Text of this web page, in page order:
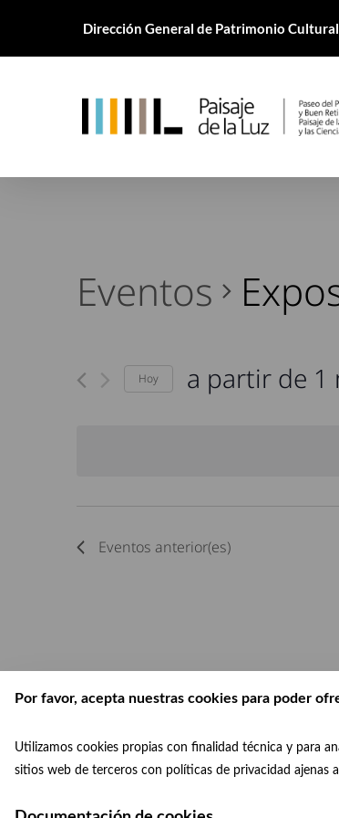
Por favor, acepta nuestras cookies para poder
Utilizamos cookies propias con finalidad técnica y para
sitios web de terceros con políticas de privacidad ajenas
main
Dirección General de Patrimonio
Eventos
Hoy a partir de 1
Eventos anterior(es)